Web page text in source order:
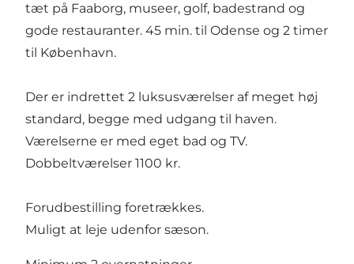
tæt på Faaborg, museer, golf, badestrand og
gode restauranter. 45 min. til Odense og 2 timer
til København.
Der er indrettet 2 luksusværelser af meget høj
standard, begge med udgang til haven.
Værelserne er med eget bad og TV.
Dobbeltværelser 1100 kr.
Forudbestilling foretrækkes.
Muligt at leje udenfor sæson.